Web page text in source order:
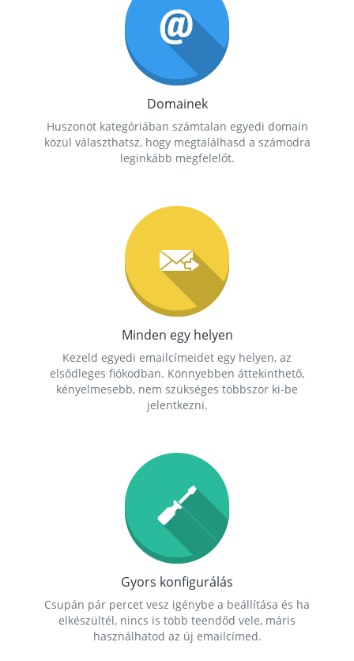
Domainek
Huszonöt kategóriában számtalan egyedi domain
közül választhatsz, hogy megtalálhasd a számodra
leginkább megfelelőt.
Minden egy helyen
Kezeld egyedi emailcímeidet egy helyen, az
elsődleges fiókodban. Könnyebben áttekinthető,
kényelmesebb, nem szükséges többször ki-be
jelentkezni.
Gyors konfigurálás
Csupán pár percet vesz igénybe a beállítása és ha
elkészültél, nincs is több teendőd vele, máris
használhatod az új emailcímed.